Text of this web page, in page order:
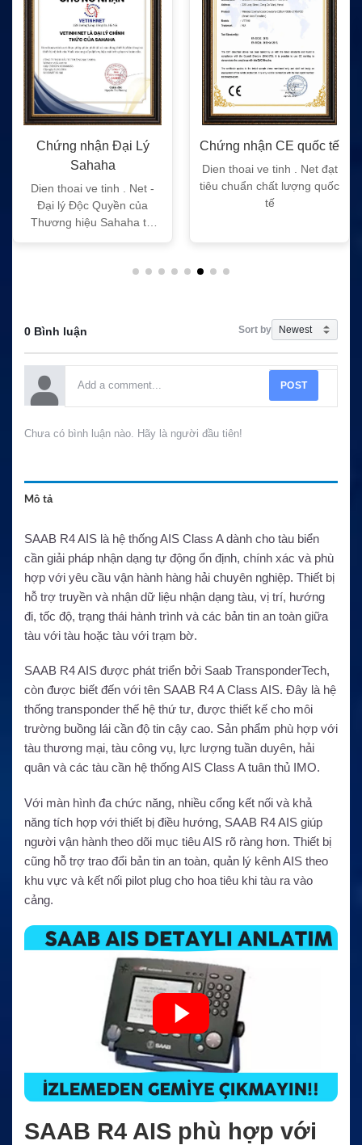
Chứng nhận Đại Lý
Sahaha
Dien thoai ve tinh . Net -
Đại lý Độc Quyền của
Thương hiệu Sahaha tại
Chứng nhận CE quốc tế
Dien thoai ve tinh . Net đạt
tiêu chuẩn chất lượng quốc
tế
0 Bình luận Sort by
POST
Chưa có bình luận nào. Hãy là người đầu tiên!
Mô tả
SAAB R4 AIS là hệ thống AIS Class A dành cho tàu biển
cần giải pháp nhận dạng tự động ổn định, chính xác và phù
hợp với yêu cầu vận hành hàng hải chuyên nghiệp. Thiết bị
hỗ trợ truyền và nhận dữ liệu nhận dạng tàu, vị trí, hướng
đi, tốc độ, trạng thái hành trình và các bản tin an toàn giữa
tàu với tàu hoặc tàu với trạm bờ.
SAAB R4 AIS được phát triển bởi Saab TransponderTech,
còn được biết đến với tên SAAB R4 A Class AIS. Đây là hệ
thống transponder thế hệ thứ tư, được thiết kế cho môi
trường buồng lái cần độ tin cậy cao. Sản phẩm phù hợp với
tàu thương mại, tàu công vụ, lực lượng tuần duyên, hải
quân và các tàu cần hệ thống AIS Class A tuân thủ IMO.
Với màn hình đa chức năng, nhiều cổng kết nối và khả
năng tích hợp với thiết bị điều hướng, SAAB R4 AIS giúp
người vận hành theo dõi mục tiêu AIS rõ ràng hơn. Thiết bị
cũng hỗ trợ trao đổi bản tin an toàn, quản lý kênh AIS theo
khu vực và kết nối pilot plug cho hoa tiêu khi tàu ra vào
cảng.
SAAB R4 AIS phù hợp với